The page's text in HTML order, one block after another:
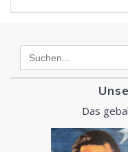
Das